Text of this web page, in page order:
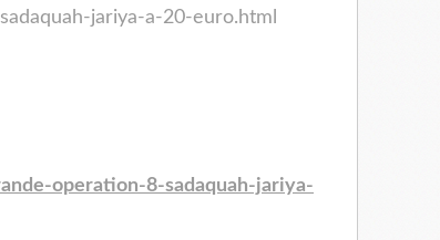
jariya-a-20-euro.html
operation-8-sadaquah-jariya-